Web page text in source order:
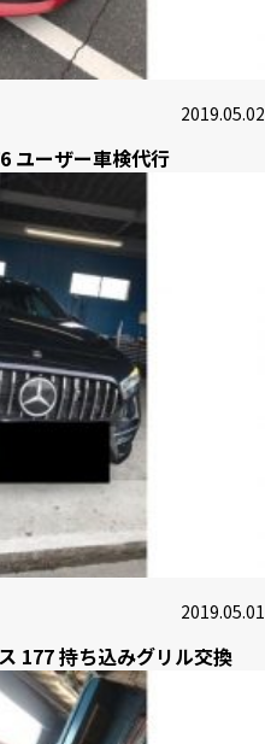
2019.05.02
ユーザー車検代行
2019.05.01
177 持ち込みグリル交換